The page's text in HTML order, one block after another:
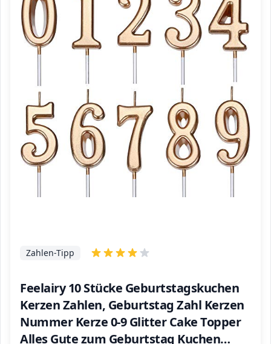
Feelairy 10 Stücke Geburtstagskuchen
Kerzen Zahlen, Geburtstag Zahl Kerzen
Nummer Kerze 0-9 Glitter Cake Topper
Alles Gute zum Geburtstag Kuchen
Zahlen-Tipp